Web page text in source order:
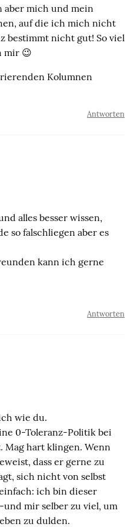
aber mich und mein
auf die ich mich nicht
bestimmt nicht gut! So viel
mir 😉
Kolumnen
Antworten
alles besser wissen,
so falschliegen aber es
kann ich gerne
Antworten
wie du.
0-Toleranz-Politik bei
Mag hart klingen. Wenn
dass er gerne zu
sich nicht von selbst
ich bin dieser
mir selber zu viel, um
zu dulden.